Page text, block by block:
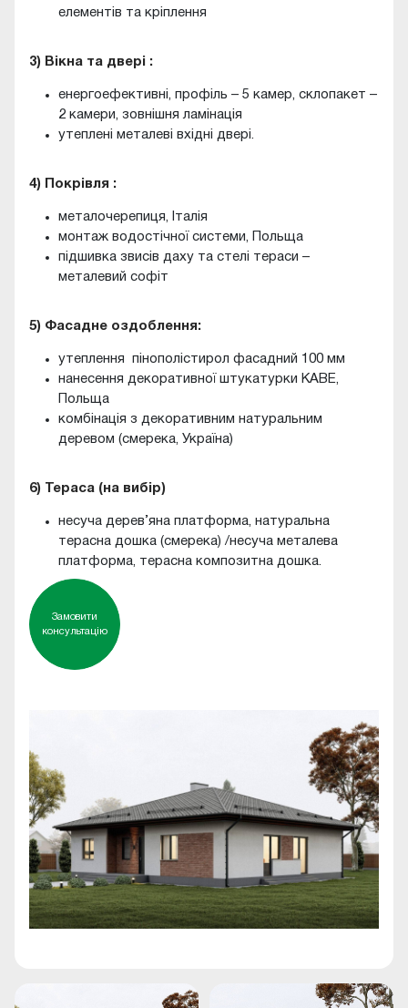
елементів та кріплення
3) Вікна та двері :
енергоефективні, профіль – 5 камер, склопакет –
2 камери, зовнішня ламінація
утеплені металеві вхідні двері.
4) Покрівля :
металочерепиця, Італія
монтаж водостічної системи, Польща
підшивка звисів даху та стелі тераси –
металевий софіт
5) Фасадне оздоблення:
утеплення пінополістирол фасадний 100 мм
нанесення декоративної штукатурки KABE,
Польща
комбінація з декоративним натуральним
деревом (смерека, Україна)
6) Тераса (на вибір)
несуча дерев’яна платформа, натуральна
терасна дошка (смерека) /несуча металева
платформа, терасна композитна дошка.
Замовити
консультацію